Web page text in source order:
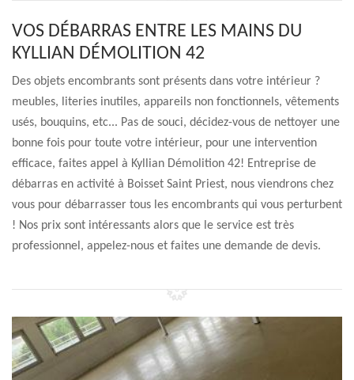
VOS DÉBARRAS ENTRE LES MAINS DU
KYLLIAN DÉMOLITION 42
Des objets encombrants sont présents dans votre intérieur ?
meubles, literies inutiles, appareils non fonctionnels, vêtements
usés, bouquins, etc... Pas de souci, décidez-vous de nettoyer une
bonne fois pour toute votre intérieur, pour une intervention
efficace, faites appel à Kyllian Démolition 42! Entreprise de
débarras en activité à Boisset Saint Priest, nous viendrons chez
vous pour débarrasser tous les encombrants qui vous perturbent
! Nos prix sont intéressants alors que le service est très
professionnel, appelez-nous et faites une demande de devis.